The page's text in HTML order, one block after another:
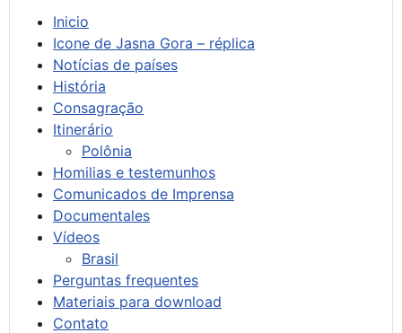
Inicio
Icone de Jasna Gora – réplica
Notícias de países
História
Consagração
Itinerário
Polônia
Homilias e testemunhos
Comunicados de Imprensa
Documentales
Vídeos
Brasil
Perguntas frequentes
Materiais para download
Contato